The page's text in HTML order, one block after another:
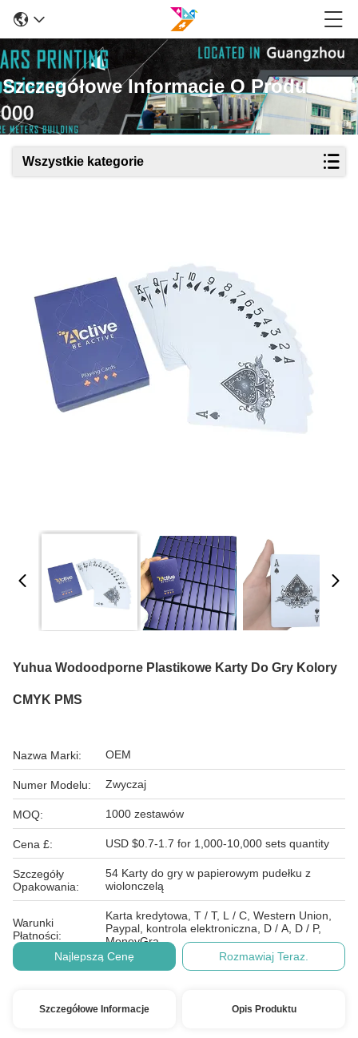
Szczegółowe Informacje O Produktach
Wszystkie kategorie
Yuhua Wodoodporne Plastikowe Karty Do Gry Kolory
CMYK PMS
Nazwa Marki: OEM
Numer Modelu: Zwyczaj
MOQ: 1000 zestawów
Cena £: USD $0.7-1.7 for 1,000-10,000 sets quantity
Szczegóły
Opakowania:
54 Karty do gry w papierowym pudełku z
wiolonczelą
Warunki
Płatności:
Karta kredytowa, T / T, L / C, Western Union,
Paypal, kontrola elektroniczna, D / A, D / P,
MoneyGra
Najlepszą Cenę
Rozmawiaj Teraz.
Szczegółowe Informacje Opis Produktu